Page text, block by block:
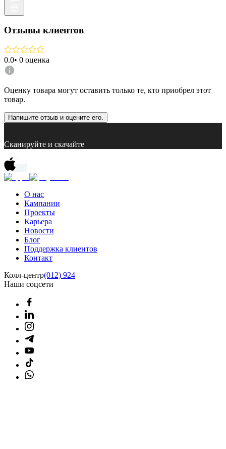
Отзывы клиентов
0.0• 0 оценка
Оценку товара могут оставить только те, кто приобрел этот
товар.
Напишите отзыв и оцените его.
Сканируйте и скачайте
О нас
Кампании
Проекты
Карьера
Новости
Блог
Поддержка клиентов
Контакт
Колл-центр(012) 924
Наши соцсети